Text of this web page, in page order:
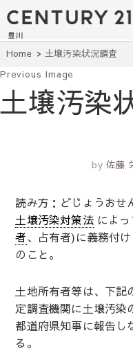
豊田市の中古
住宅・土地・
リノベ物件探
し｜センチュ
リー21豊川
建て・土地探しはセンチュリー21豊
川へ。豊田市内の最新物件情報を随
時更新中！駅近、建築条件無し、ペ
ット可、学区別など、お客様のこだ
単検索。
Home 土壌汚染状況調査
Previous Image
土壌汚染
by 佐藤
読み方：どじょうおせ
土壌汚染対策法によっ
者、占有者)に義務付
のこと。
土地所有者等は、下記
定調査機関に土壌汚染
都道府県知事に報告し
る。